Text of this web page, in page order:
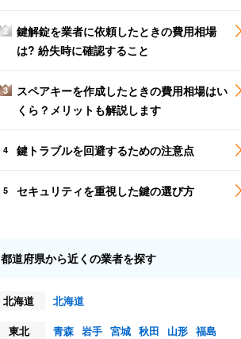
2
鍵解錠を業者に依頼したときの費用相場
は? 紛失時に確認すること
3
スペアキーを作成したときの費用相場はい
くら？メリットも解説します
4 鍵トラブルを回避するための注意点
5 セキュリティを重視した鍵の選び方
都道府県から近くの業者を探す
北海道
北海道
東北
青森 岩手 宮城 秋田 山形 福島